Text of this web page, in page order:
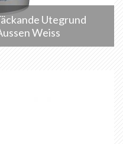
Utegrund
Weiss